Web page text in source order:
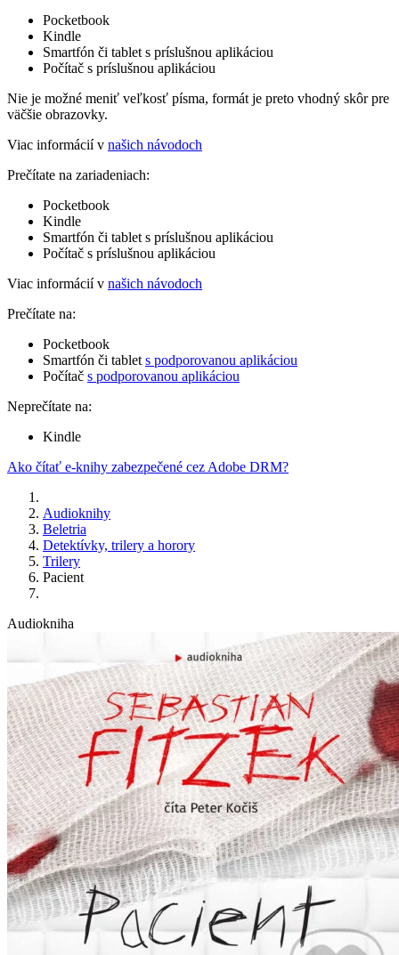
Pocketbook
Kindle
Smartfón či tablet s príslušnou aplikáciou
Počítač s príslušnou aplikáciou
Nie je možné meniť veľkosť písma, formát je preto vhodný skôr pre
väčšie obrazovky.
Viac informácií v našich návodoch
Prečítate na zariadeniach:
Pocketbook
Kindle
Smartfón či tablet s príslušnou aplikáciou
Počítač s príslušnou aplikáciou
Viac informácií v našich návodoch
Prečítate na:
Pocketbook
Smartfón či tablet s podporovanou aplikáciou
Počítač s podporovanou aplikáciou
Neprečítate na:
Kindle
Ako čítať e-knihy zabezpečené cez Adobe DRM?
Audioknihy
Beletria
Detektívky, trilery a horory
Trilery
Pacient
Audiokniha